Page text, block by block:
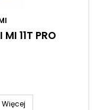
11T PRO
Więcej